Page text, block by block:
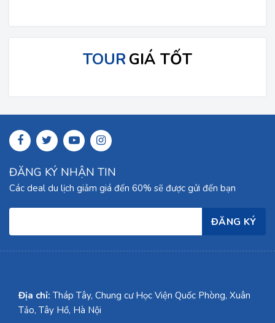
TOUR GIÁ TỐT
ĐĂNG KÝ NHẬN TIN
Các deal du lịch giảm giá đến 60% sẽ được gửi đến bạn
Địa chỉ: Tháp Tây, Chung cư Học Viện Quốc Phòng, Xuân
Tảo, Tây Hồ, Hà Nội